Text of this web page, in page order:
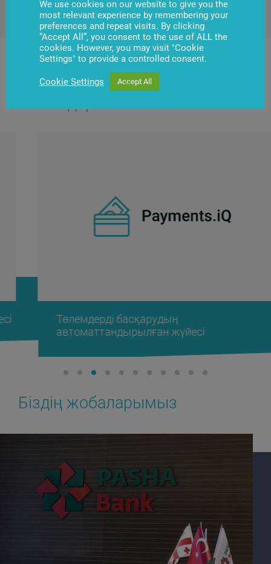
кеңейтуге, ішкі және сыртқы жүйелермен қажетті
интеграциялауды жүргізуге болады.
Барлық бағдарламалық
Төлемдерді басқарудың
автоматтандырылған жүйесі
Біздің жобаларымыз
We use cookies on our website to give you the
most relevant experience by remembering your
preferences and repeat visits. By clicking
“Accept All”, you consent to the use of ALL the
cookies. However, you may visit "Cookie
Settings" to provide a controlled consent.
Cookie Settings Accept All